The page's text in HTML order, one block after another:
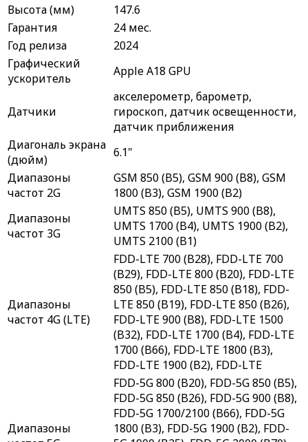
Высота (мм)
147.6
Гарантия
24 мес.
Год релиза
2024
Графический
ускоритель
Apple A18 GPU
Датчики
акселерометр, барометр,
гироскоп, датчик освещенности,
датчик приближения
Диагональ экрана
(дюйм)
6.1"
Диапазоны
частот 2G
GSM 850 (B5), GSM 900 (B8), GSM
1800 (B3), GSM 1900 (B2)
Диапазоны
частот 3G
UMTS 850 (B5), UMTS 900 (B8),
UMTS 1700 (B4), UMTS 1900 (B2),
UMTS 2100 (B1)
Диапазоны
частот 4G (LTE)
FDD-LTE 700 (B28), FDD-LTE 700
(B29), FDD-LTE 800 (B20), FDD-LTE
850 (B5), FDD-LTE 850 (B18), FDD-
LTE 850 (B19), FDD-LTE 850 (B26),
FDD-LTE 900 (B8), FDD-LTE 1500
(B32), FDD-LTE 1700 (B4), FDD-LTE
1700 (B66), FDD-LTE 1800 (B3),
FDD-LTE 1900 (B2), FDD-LTE
Диапазоны
FDD-5G 800 (B20), FDD-5G 850 (B5),
FDD-5G 850 (B26), FDD-5G 900 (B8),
FDD-5G 1700/2100 (B66), FDD-5G
1800 (B3), FDD-5G 1900 (B2), FDD-